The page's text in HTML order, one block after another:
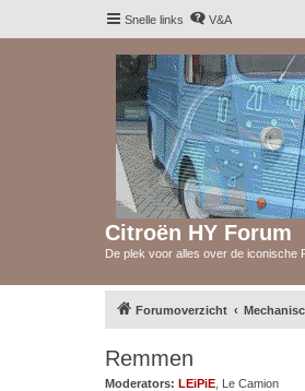
Snelle links V&A
Citroën HY Forum
De plek voor alles over de iconische
Forumoverzicht
Remmen
Moderators: LEiPiE Le Camion